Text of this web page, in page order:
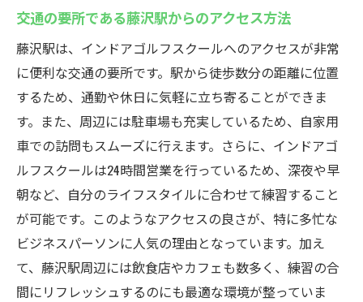
初心者向けのレッスンプランとは？
手ぶらで始められる設備の紹介
専門インストラクターによる丁寧な指導
初心者が陥りやすいミスとその改善法
藤沢駅周辺でゴルフ仲間を見つける方法
初めてのゴルフでも安心できる理由
仕事帰りに最適！24時間営業のインドアゴルフ
スクールでスキルアップ
夜間でも安心して練習できる施設の特徴
仕事終わりのリフレッシュに最適なゴルフ
練習
交通の要所である藤沢駅からのアクセス方法
藤沢駅は、インドアゴルフスクールへのアクセスが非常
に便利な交通の要所です。駅から徒歩数分の距離に位置
するため、通勤や休日に気軽に立ち寄ることができま
す。また、周辺には駐車場も充実しているため、自家用
車での訪問もスムーズに行えます。さらに、インドアゴ
ルフスクールは24時間営業を行っているため、深夜や早
朝など、自分のライフスタイルに合わせて練習すること
が可能です。このようなアクセスの良さが、特に多忙な
ビジネスパーソンに人気の理由となっています。加え
て、藤沢駅周辺には飲食店やカフェも数多く、練習の合
間にリフレッシュするのにも最適な環境が整っていま